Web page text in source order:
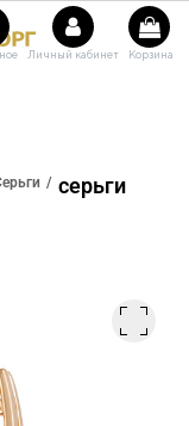
Личный кабинет Корзина
серьги